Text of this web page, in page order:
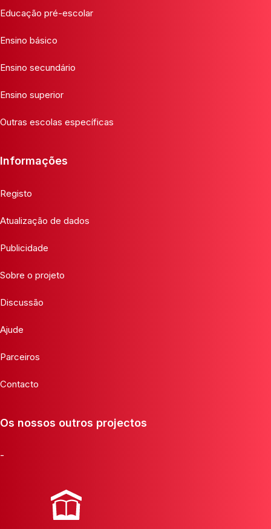
Educação pré-escolar
Ensino básico
Ensino secundário
Ensino superior
Outras escolas específicas
Informações
Registo
Atualização de dados
Publicidade
Sobre o projeto
Discussão
Ajude
Parceiros
Contacto
Os nossos outros projectos
-